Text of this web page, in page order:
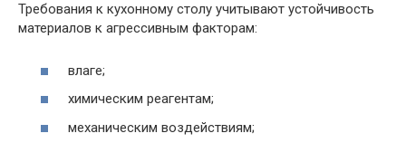
Требования к кухонному столу учитывают устойчивость
материалов к агрессивным факторам:
влаге;
химическим реагентам;
механическим воздействиям;